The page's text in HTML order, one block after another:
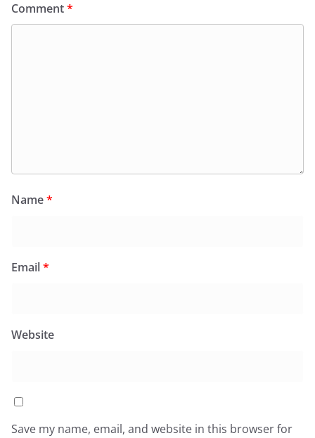
Comment*
Name*
Email*
Website
Save my name, email, and website in this browser for